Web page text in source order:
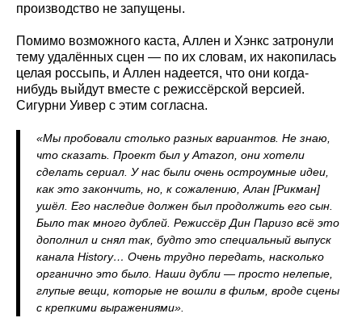
производство не запущены.
Помимо возможного каста, Аллен и Хэнкс затронули
тему удалённых сцен — по их словам, их накопилась
целая россыпь, и Аллен надеется, что они когда-
нибудь выйдут вместе с режиссёрской версией.
Сигурни Уивер с этим согласна.
«Мы пробовали столько разных вариантов. Не знаю,
что сказать. Проект был у Amazon, они хотели
сделать сериал. У нас были очень остроумные идеи,
как это закончить, но, к сожалению, Алан [Рикман]
ушёл. Его наследие должен был продолжить его сын.
Было так много дублей. Режиссёр Дин Паризо всё это
дополнил и снял так, будто это специальный выпуск
канала History… Очень трудно передать, насколько
органично это было. Наши дубли — просто нелепые,
глупые вещи, которые не вошли в фильм, вроде сцены
с крепкими выражениями».